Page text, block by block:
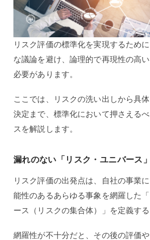
リスク評価の標準化を実現するため
な議論を避け、論理的で再現性の高
必要があります。
ここでは、リスクの洗い出しから具
決定まで、標準化において押さえる
スを解説します。
漏れのない「リスク・ユニバース
リスク評価の出発点は、自社の事業
能性のあるあらゆる事象を網羅した
ース（リスクの集合体）」を定義する
網羅性が不十分だと、その後の評価